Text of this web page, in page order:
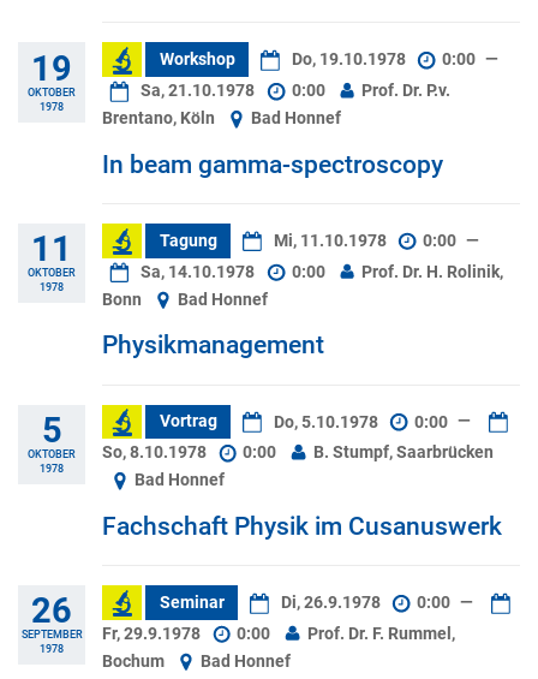
19
OKTOBER
1978
Workshop Do, 19.10.1978 0:00 —
Sa, 21.10.1978
0:00
Prof. Dr. P.v.
Brentano, Köln
Bad Honnef
In beam gamma-spectroscopy
11
OKTOBER
1978
Tagung Mi, 11.10.1978 0:00 —
Sa, 14.10.1978
0:00
Prof. Dr. H. Rolinik,
Bonn
Bad Honnef
Physikmanagement
5
OKTOBER
1978
Vortrag Do, 5.10.1978 0:00 —
So, 8.10.1978
0:00
B. Stumpf, Saarbrücken
Bad Honnef
Fachschaft Physik im Cusanuswerk
26
SEPTEMBER
1978
Seminar Di, 26.9.1978 0:00 —
Fr, 29.9.1978
0:00
Prof. Dr. F. Rummel,
Bochum
Bad Honnef